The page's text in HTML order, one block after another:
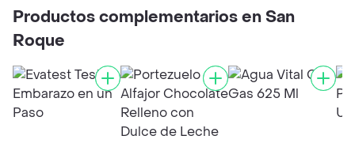
Productos complementarios en San
Roque